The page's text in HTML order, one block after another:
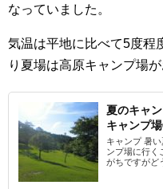
なっていました。
気温は平地に比べて5度程
り夏場は高原キャンプ場が
夏のキャ
キャンプ
キャンプ 暑
ンプ場に行く
がちですがど